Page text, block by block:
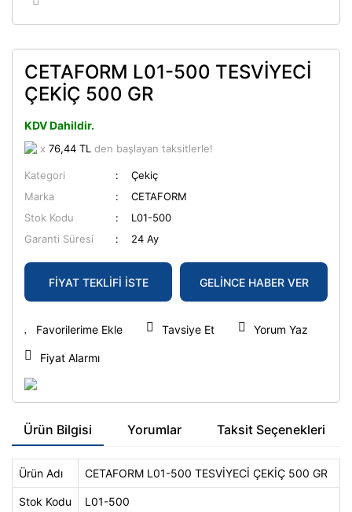
CETAFORM L01-500 TESVİYECİ
ÇEKİÇ 500 GR
KDV Dahildir.
x 76,44 TL den başlayan taksitlerle!
Kategori
Çekiç
Marka
CETAFORM
Stok Kodu
L01-500
Garanti Süresi
24 Ay
FİYAT TEKLİFİ İSTE GELİNCE HABER VER
Tavsiye Et Yorum Yaz
Fiyat Alarmı
Ürün Bilgisi Yorumlar Taksit Seçenekleri
Ürün Adı CETAFORM L01-500 TESVİYECİ ÇEKİÇ 500 GR
Stok Kodu L01-500